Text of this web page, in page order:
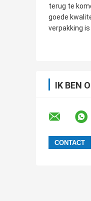
terug te
goede
verpakking
IK BEN